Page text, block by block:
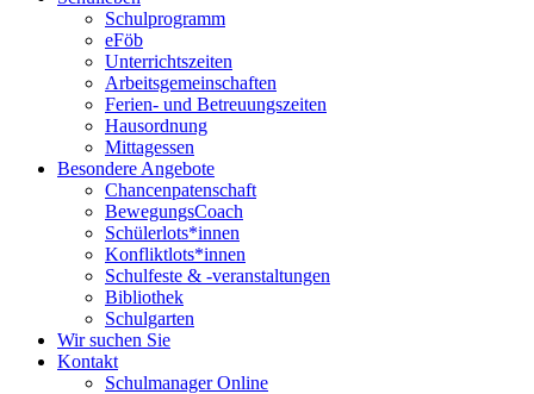
Schulprogramm
eFöb
Unterrichtszeiten
Arbeitsgemeinschaften
Ferien- und Betreuungszeiten
Hausordnung
Mittagessen
Besondere Angebote
Chancenpatenschaft
BewegungsCoach
Schülerlots*innen
Konfliktlots*innen
Schulfeste & -veranstaltungen
Bibliothek
Schulgarten
Wir suchen Sie
Kontakt
Schulmanager Online